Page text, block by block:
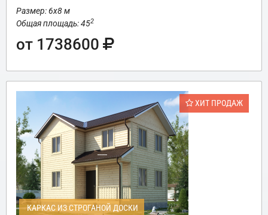
Размер: 6х8 м
Общая площадь: 452
от 1738600
ХИТ ПРОДАЖ
КАРКАС ИЗ СТРОГАНОЙ ДОСКИ